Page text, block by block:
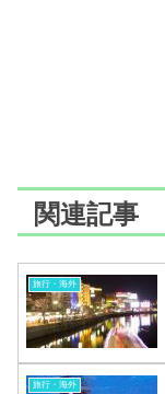
関連記事
旅行・海外
旅行・海外